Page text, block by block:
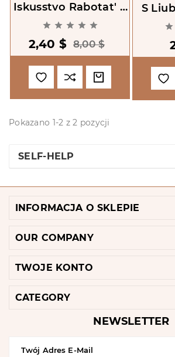
Iskusstvo Rabotat' S
Liud'mi Ili
Chelovecheskii
Faktor V Rossiiskom
Biznese
    
2,40 $ 8,00 $
S
[Teen

Pokazano 1-2 z 2 pozycji
SELF-HELP
INFORMACJA O SKLEPIE
OUR COMPANY
TWOJE KONTO
CATEGORY
NEWSLETTER